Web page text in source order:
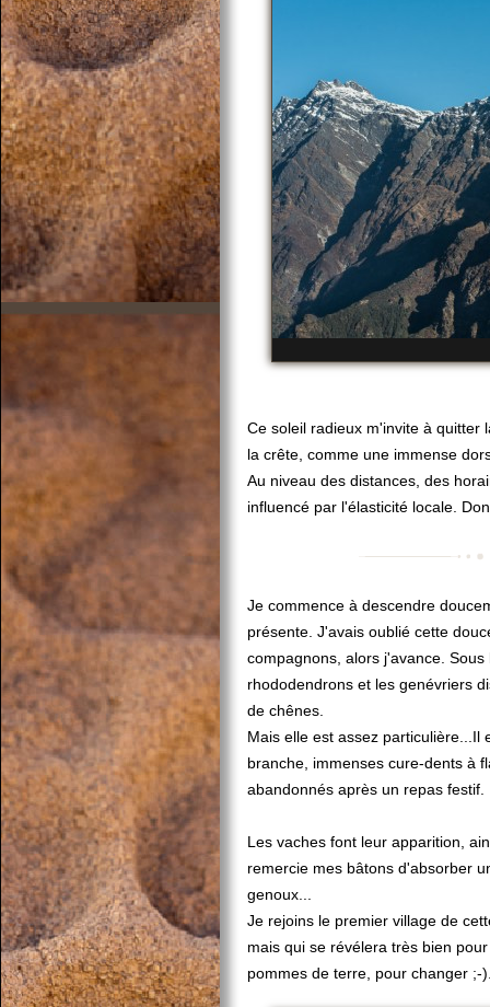
Ce soleil radieux m'invite à quitter
la crête, comme une immense
Au niveau des distances, des
influencé par l'élasticité locale.
Je commence à descendre
présente. J'avais oublié cette
compagnons, alors j'avance.
rhododendrons et les genévriers
de chênes.
Mais elle est assez particulière...Il
branche, immenses cure-dents à
abandonnés après un repas festif.
Les vaches font leur apparition,
remercie mes bâtons d'absorber
genoux...
Je rejoins le premier village de
mais qui se révélera très bien
pommes de terre, pour changer ;-